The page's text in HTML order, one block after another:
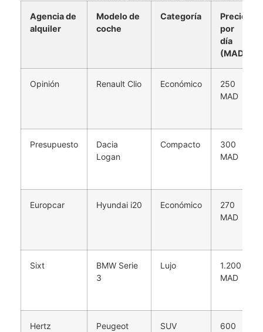
Agencia de
alquiler
Modelo de
coche
Categoría
Precio
por
día
(MAD)
Opinión Renault Clio Económico
250
MAD
Presupuesto
Dacia
Logan
Compacto
300
MAD
Europcar Hyundai i20 Económico
270
MAD
Sixt
BMW Serie
3
Lujo
1.200
MAD
Hertz
Peugeot
SUV
600